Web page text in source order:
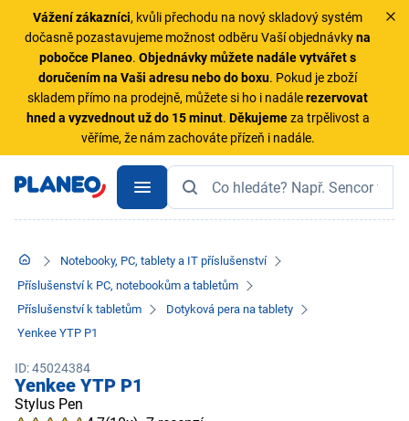
Vážení zákazníci, kvůli přechodu na nový skladový systém
dočasně pozastavujeme možnost odběru Vaší objednávkyna
pobočce Planeo.Objednávky můžete nadále vytvářet s
doručením na Vaši adresu nebo do boxu. Pokud je zboží
skladem přímo na prodejně, můžete si ho i nadálerezervovat
hned a vyzvednout už do 15 minut. Děkujemeza trpělivost a
věříme, že nám zachováte přízeň i nadále.
Notebooky, PC, tablety a IT příslušenství
Příslušenství k PC, notebookům a tabletům
Příslušenství k tabletům
Dotyková pera na tablety
Yenkee YTP P1
ID: 45024384
Yenkee YTP P1
Stylus Pen